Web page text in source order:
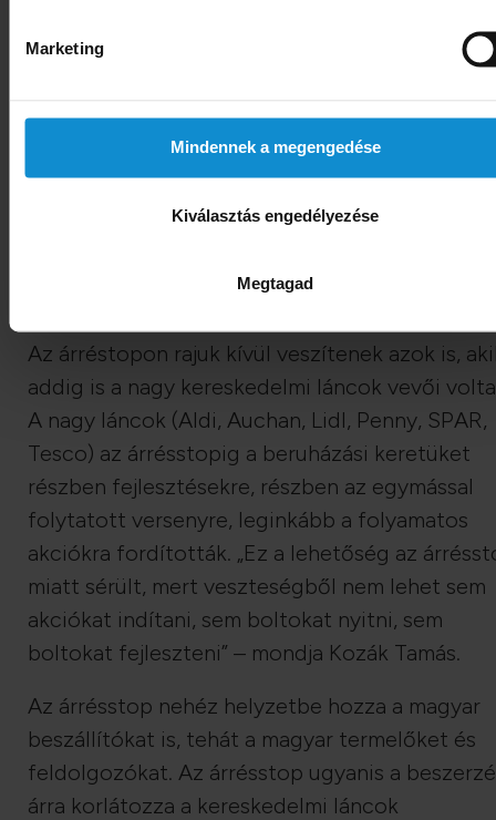
Marketing
Mindennek a megengedése
Kiválasztás engedélyezése
Megtagad
vevőket az árréstoppal nem sújtott boltokból
az árrésstopos boltokban. Ez várhatóan egy új
kárvallottjai a kistelepülések lesznek.
Az árréstopon rajuk kívül veszítenek azok is,
addig is a nagy kereskedelmi láncok vevői
A nagy láncok (Aldi, Auchan, Lidl, Penny, SPAR,
Tesco) az árrésstopig a beruházási keretüket
részben fejlesztésekre, részben az egymással
folytatott versenyre, leginkább a folyamatos
akciókra fordították. „Ez a lehetőség az
miatt sérült, mert veszteségből nem lehet sem
akciókat indítani, sem boltokat nyitni, sem
boltokat fejleszteni” – mondja Kozák Tamás.
Az árrésstop nehéz helyzetbe hozza a magyar
beszállítókat is, tehát a magyar termelőket és
feldolgozókat. Az árrésstop ugyanis a
árra korlátozza a kereskedelmi láncok